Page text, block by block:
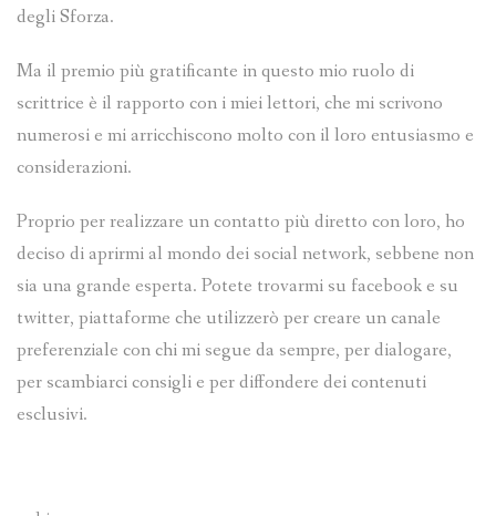
degli Sforza.
Ma il premio più gratificante in questo mio ruolo di
scrittrice è il rapporto con i miei lettori, che mi scrivono
numerosi e mi arricchiscono molto con il loro entusiasmo e
considerazioni.
Proprio per realizzare un contatto più diretto con loro, ho
deciso di aprirmi al mondo dei social network, sebbene non
sia una grande esperta. Potete trovarmi su facebook e su
twitter, piattaforme che utilizzerò per creare un canale
preferenziale con chi mi segue da sempre, per dialogare,
per scambiarci consigli e per diffondere dei contenuti
esclusivi.